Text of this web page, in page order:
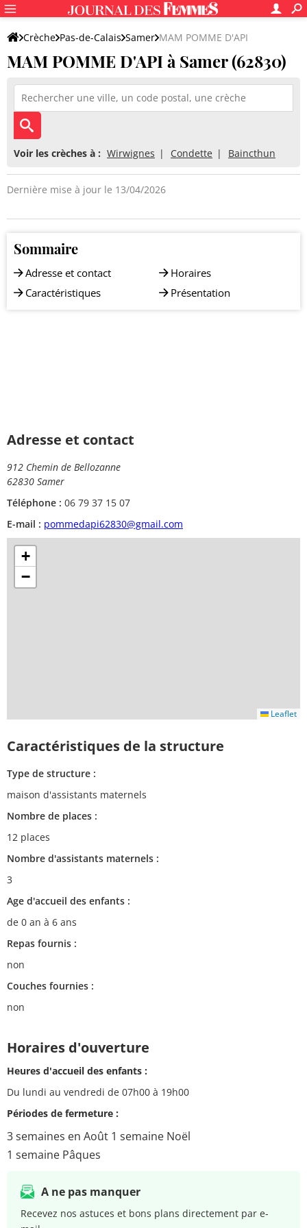
Crèche Pas-de-Calais Samer MAM POMME D'API
MAM POMME D'API à Samer (62830)
Voir les crèches à : Wirwignes Condette Baincthun
Dernière mise à jour le 13/04/2026
Sommaire
Adresse et contact
Caractéristiques
Horaires
Présentation
Adresse et contact
912 Chemin de Bellozanne
62830 Samer
Téléphone : 06 79 37 15 07
E-mail : pommedapi62830@gmail.com
+
−
Leaflet
Caractéristiques de la structure
Type de structure :
maison d'assistants maternels
Nombre de places :
12 places
Nombre d'assistants maternels :
3
Age d'accueil des enfants :
de 0 an à 6 ans
Repas fournis :
non
Couches fournies :
non
Horaires d'ouverture
Heures d'accueil des enfants :
Du lundi au vendredi de 07h00 à 19h00
Périodes de fermeture :
3 semaines en Août 1 semaine Noël
1 semaine Pâques
A ne pas manquer
Recevez nos astuces et bons plans directement par e-